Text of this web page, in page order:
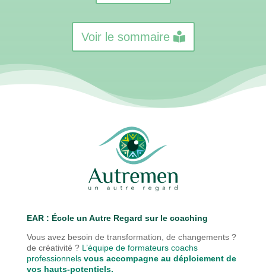
Voir le sommaire
EAR : École un Autre Regard sur le coaching
Vous avez besoin de transformation, de changements ?
de créativité ? L’équipe de formateurs coachs
professionnels vous accompagne au déploiement de
vos hauts-potentiels.